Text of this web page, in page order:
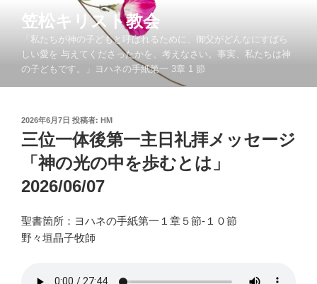
笠松キリスト教会
「私たちが神の子どもと呼ばれるために、御父がどんなにすばら
しい愛を 与えてくださったかを、考えなさい。事実、私たちは神
の子どもです。」ヨハネの手紙第一 3章 1 節
投
稿
日:
2026年6月7日 投稿者: HM
三位一体後第一主日礼拝メッセージ
「神の光の中を歩むとは」
2026/06/07
聖書箇所：ヨハネの手紙第一１章５節-１０節
野々垣晶子牧師